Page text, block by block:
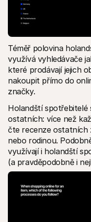
Téměř polovina
využívá vyhledávače
které prodávají jejich
nakoupit přímo do
značky.
Holandští spotřebitelé
ostatních: více než
čte recenze ostatních
nebo rodinou.
využívají i holandští
(a pravděpodobně i